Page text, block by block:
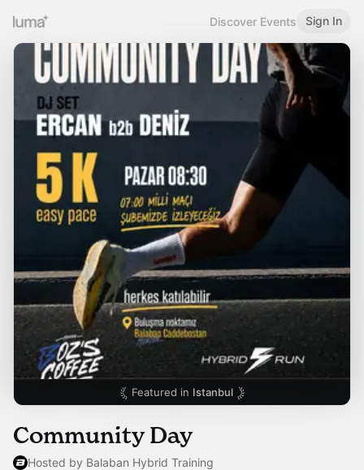
Discover Events Sign In
Featured in Istanbul
Community Day
Hosted by Balaban Hybrid Training